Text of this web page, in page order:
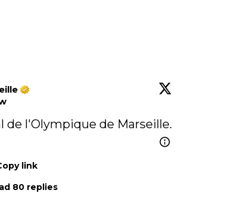
l'Olympique de Marseille.
link
80 replies